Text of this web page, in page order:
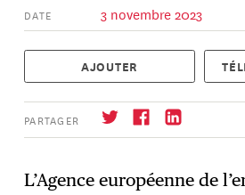
DATE 3 novembre 2023
AJOUTER
PARTAGER
L’Agence européenne de